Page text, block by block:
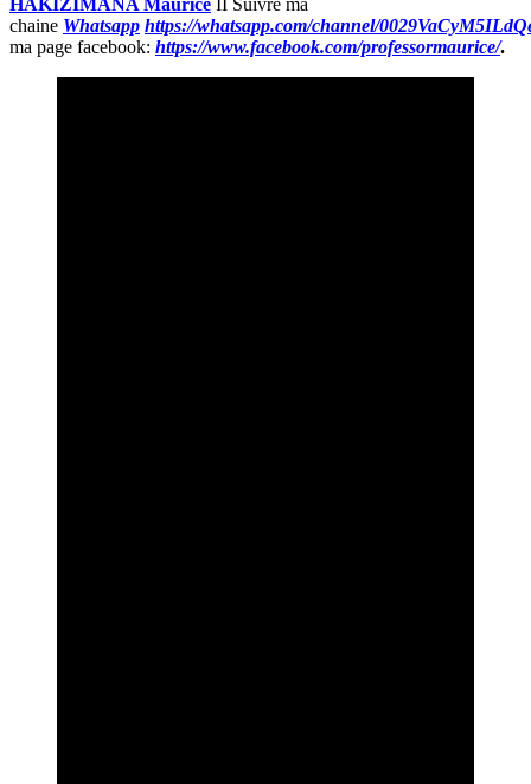
HAKIZIMANA Maurice II Suivre ma
chaine Whatsapp https://whatsapp.com/channel/
ma page facebook: https://www.facebook.com/professormaurice/.